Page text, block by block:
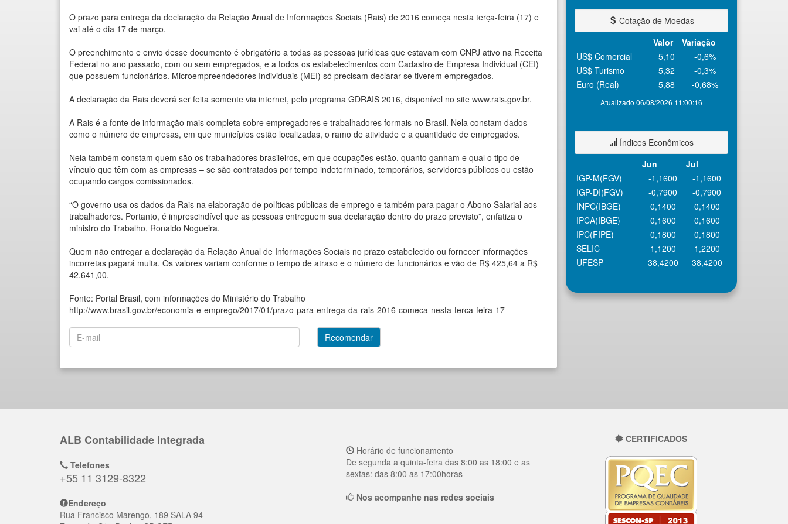
O prazo para entrega da declaração da Relação Anual de Informações Sociais (Rais) de 2016 começa nesta terça-feira (17) e
vai até o dia 17 de março.
O preenchimento e envio desse documento é obrigatório a todas as pessoas jurídicas que estavam com CNPJ ativo na Receita
Federal no ano passado, com ou sem empregados, e a todos os estabelecimentos com Cadastro de Empresa Individual (CEI)
que possuem funcionários. Microempreendedores Individuais (MEI) só precisam declarar se tiverem empregados.
A declaração da Rais deverá ser feita somente via internet, pelo programa GDRAIS 2016, disponível no site www.rais.gov.br.
A Rais é a fonte de informação mais completa sobre empregadores e trabalhadores formais no Brasil. Nela constam dados
como o número de empresas, em que municípios estão localizadas, o ramo de atividade e a quantidade de empregados.
Nela também constam quem são os trabalhadores brasileiros, em que ocupações estão, quanto ganham e qual o tipo de
vínculo que têm com as empresas – se são contratados por tempo indeterminado, temporários, servidores públicos ou estão
ocupando cargos comissionados.
“O governo usa os dados da Rais na elaboração de políticas públicas de emprego e também para pagar o Abono Salarial aos
trabalhadores. Portanto, é imprescindível que as pessoas entreguem sua declaração dentro do prazo previsto”, enfatiza o
ministro do Trabalho, Ronaldo Nogueira.
Quem não entregar a declaração da Relação Anual de Informações Sociais no prazo estabelecido ou fornecer informações
incorretas pagará multa. Os valores variam conforme o tempo de atraso e o número de funcionários e vão de R$ 425,64 a R$
42.641,00.
Fonte: Portal Brasil, com informações do Ministério do Trabalho
http://www.brasil.gov.br/economia-e-emprego/2017/01/prazo-para-entrega-da-rais-2016-comeca-nesta-terca-feira-17
Cotação de Moedas
Valor
Variação
Atualizado 06/08/2026 11:00:16
US$ Comercial 5,10
-0,6%
US$ Turismo
5,32
-0,3%
Euro (Real)
5,88 -0,68%
Índices Econômicos
Jun
Jul
IGP-M(FGV)
-1,1600
-1,1600
IGP-DI(FGV)
-0,7900
-0,7900
INPC(IBGE)
0,1400
0,1400
IPCA(IBGE)
0,1600
0,1600
IPC(FIPE)
0,1800
0,1800
SELIC
1,1200
1,2200
UFESP
38,4200 38,4200
ALB Contabilidade Integrada
Telefones
+55 11 3129-8322
Endereço
Rua Francisco Marengo, 189 SALA 94
Horário de funcionamento
De segunda a quinta-feira das 8:00 as 18:00 e as
sextas: das 8:00 as 17:00horas
Nos acompanhe nas redes sociais
CERTIFICADOS